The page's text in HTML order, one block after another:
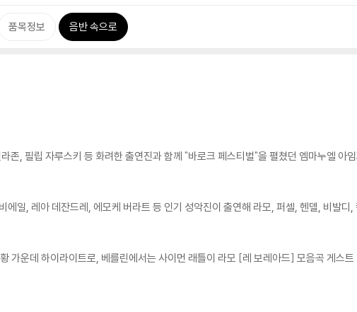
품목정보 음반 속으로
존, 필립 자루스키 등 화려한 출연진과 함께 "바로크 페스티벌"을 펼쳤던 엠마누엘 아
일, 레아 데잔드레, 에모케 버라트 등 인기 성악진이 출연해 라모, 퍼셀, 헨델, 비발디
가운데 하이라이트로, 베를린에서는 사이먼 래틀이 라모 [레 보레아드] 모음곡 게스